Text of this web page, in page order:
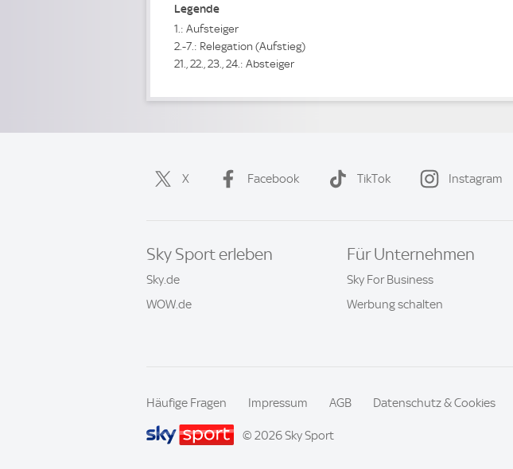
Legende
1.: Aufsteiger
2.-7.: Relegation (Aufstieg)
21., 22., 23., 24.: Absteiger
X Facebook TikTok Instagram
Sky Sport erleben
Sky.de
WOW.de
Für Unternehmen
Sky For Business
Werbung schalten
Häufige Fragen Impressum AGB Datenschutz & Cookies
© 2026 Sky Sport